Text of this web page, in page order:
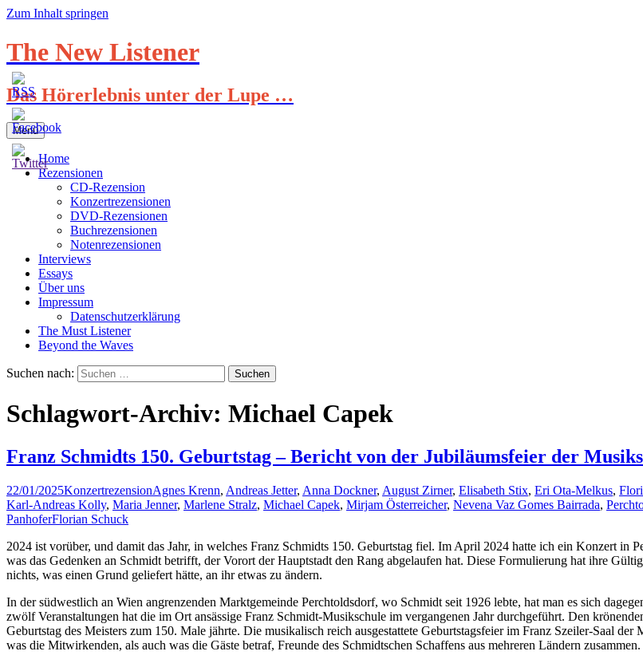
Zum Inhalt springen
The New Listener
Das Hörerlebnis unter der Lupe …
Menü
Home
Rezensionen
CD-Rezension
Konzertrezensionen
DVD-Rezensionen
Buchrezensionen
Notenrezensionen
Interviews
Essays
Über uns
Impressum
Datenschutzerklärung
The Must Listener
Beyond the Waves
Suchen nach:
Schlagwort-Archiv: Michael Capek
Franz Schmidts 150. Geburtstag – Bericht von der Jubiläumsfeier der
22/01/2025KonzertrezensionAgnes Krenn, Andreas Jetter, Anna Dockner, August Zirner, Elisabeth Stix, Eri Ota-Melkus,
Karl-Andreas Kolly, Maria Jenner, Marlene Stralz, Michael Capek, Mirjam Österreicher, Nevena Vaz Gomes Bairrada,
PanhoferFlorian Schuck
2024 ist vorüber, und damit das Jahr, in welches Franz Schmidts 150. Geburtstag fiel. Im April 2024 hatte ich ein Konzert in
was das Gedenken an Schmidt betrifft, der Vorort der Hauptstadt den Rang abgelaufen hat. Diese Formulierung hat ihre
nichts, was einen Grund geliefert hätte, an ihr etwas zu ändern.
In der südwestlich an Wien angrenzenden Marktgemeinde Perchtoldsdorf, wo Schmidt seit 1926 lebte, hat man es sich
zwölf Veranstaltungen hat die im Ort ansässige Franz Schmidt-Musikschule im vergangenen Jahr durchgeführt. Den
Geburtstag des Meisters zum 150. Male jährte. Die musikalisch reich ausgestattete Geburtstagsfeier im Franz Szeiler-Saal
was die Mitwirkenden, als auch was die Gäste betraf, Freunde des Schmidtschen Schaffens aus mehreren Ländern zusammen.